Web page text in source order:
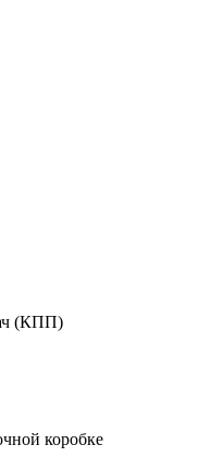
(КПП)
коробке